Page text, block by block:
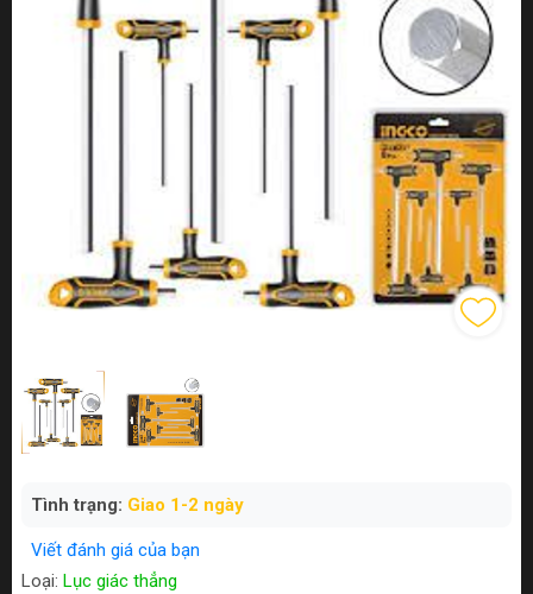
Tình trạng: Giao 1-2 ngày
Viết đánh giá của bạn
Loại: Lục giác thẳng